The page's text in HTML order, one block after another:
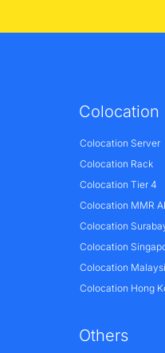
Colocation
Colocation Server
Colocation Rack
Colocation Tier 4
Colocation MMR
Colocation
Colocation
Colocation
Colocation Hong
Others